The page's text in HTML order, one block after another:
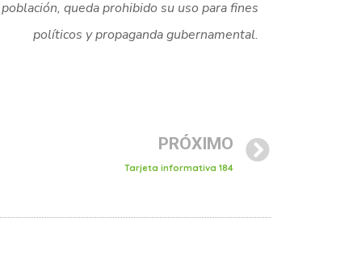
queda prohibido su uso para fines
políticos y propaganda gubernamental.
PRÓXIMO
Tarjeta informativa 184